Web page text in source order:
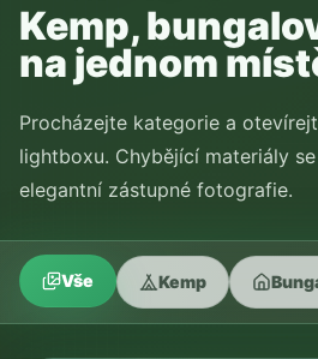
Kemp,
na jednom
Procházejte kategorie a
lightboxu. Chybějící materiály
elegantní zástupné fotografie.
Vše Kemp